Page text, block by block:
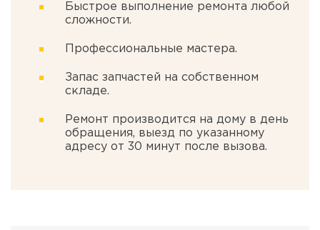
Быстрое выполнение ремонта любой
сложности.
Профессиональные мастера.
Запас запчастей на собственном
складе.
Ремонт производится на дому в день
обращения, выезд по указанному
адресу от 30 минут после вызова.